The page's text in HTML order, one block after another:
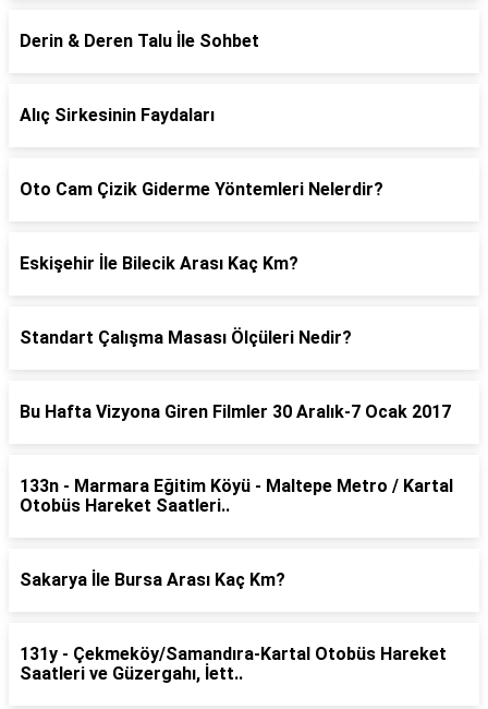
Derin & Deren Talu İle Sohbet
Alıç Sirkesinin Faydaları
Oto Cam Çizik Giderme Yöntemleri Nelerdir?
Eskişehir İle Bilecik Arası Kaç Km?
Standart Çalışma Masası Ölçüleri Nedir?
Bu Hafta Vizyona Giren Filmler 30 Aralık-7 Ocak 2017
133n - Marmara Eğitim Köyü - Maltepe Metro / Kartal
Otobüs Hareket Saatleri..
Sakarya İle Bursa Arası Kaç Km?
131y - Çekmeköy/Samandıra-Kartal Otobüs Hareket
Saatleri ve Güzergahı, İett..